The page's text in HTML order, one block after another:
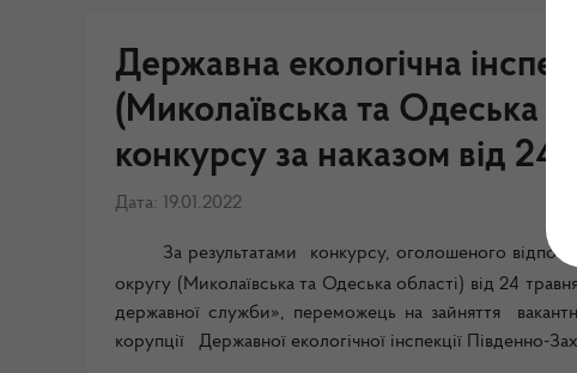
Державна екологічна
(Миколаївська та Одеська
конкурсу за наказом від
Дата: 19.01.2022
За результатами конкурсу, оголошеного
округу (Миколаївська та Одеська області) від 24
державної служби», переможець на зайняття
корупції Державної екологічної інспекції Південно-